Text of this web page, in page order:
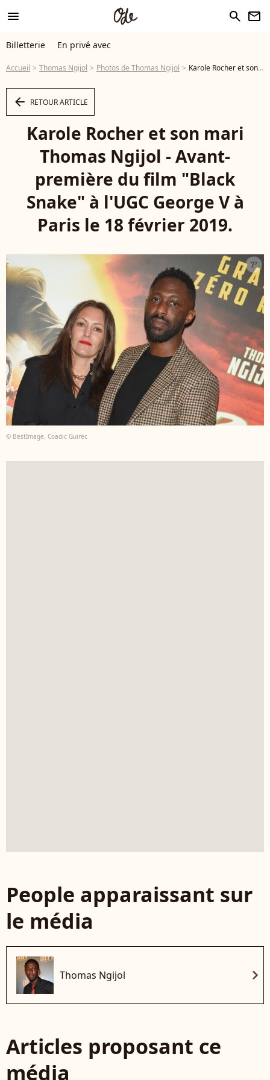
menu search newsletter
Billetterie En privé avec
Accueil Thomas Ngijol Photos de Thomas Ngijol Karole Rocher et son mari Thomas Ngijol - Avant-première du film "Black Snake" à l'UGC George V à Paris le 18 février 2019. © Coadic Guirec/Bestimage - Photo
arrow_left RETOUR ARTICLE
Karole Rocher et son mari
Thomas Ngijol - Avant-
première du film "Black
Snake" à l'UGC George V à
Paris le 18 février 2019.
© BestImage, Coadic Guirec
People apparaissant sur
le média
Thomas Ngijol chevron_right
Articles proposant ce
média